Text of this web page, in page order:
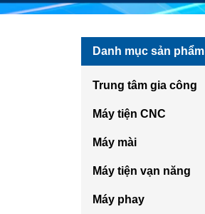
Danh mục sản phẩm
Trung tâm gia công
Máy tiện CNC
Máy mài
Máy tiện vạn năng
Máy phay